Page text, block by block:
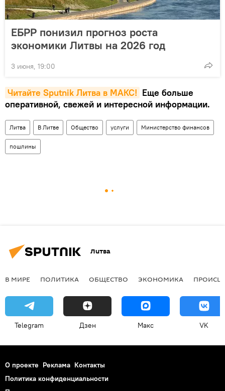
ЕБРР понизил прогноз роста
экономики Литвы на 2026 год
3 июня, 19:00
Читайте Sputnik Литва в MAКС! Еще больше
оперативной, свежей и интересной информации.
Литва В Литве Общество услуги Министерство финансов
пошлины
Литва
В МИРЕ ПОЛИТИКА ОБЩЕСТВО ЭКОНОМИКА
Telegram Дзен Макс VK
О проекте Реклама Контакты
Политика конфиденциальности